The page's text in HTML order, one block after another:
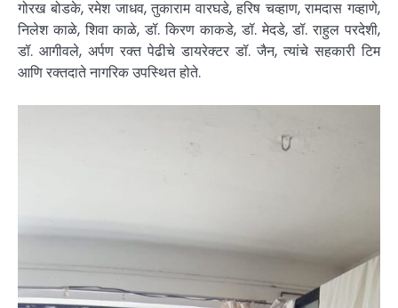
गोरख बोडके, रमेश जाधव, तुकाराम वारघडे, हरिष चव्हाण, रामदास गव्हाणे,
निलेश काळे, शिवा काळे, डॉ. किरण काकडे, डॉ. मेदडे, डॉ. राहुल परदेशी,
डॉ. आगीवले, अर्पण रक्त पेढीचे डायरेक्टर डॉ. जैन, त्यांचे सहकारी टिम
आणि रक्तदाते नागरिक उपस्थित होते.